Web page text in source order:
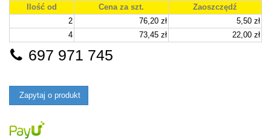
Ilość od
Cena za szt.
Zaoszczędź
2
76,20 zł
5,50 zł
4
73,45 zł 22,00 zł
697 971 745
Zapytaj o produkt